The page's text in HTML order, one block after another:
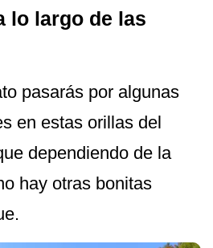
lo largo de las
pasarás por algunas
en estas orillas del
dependiendo de la
hay otras bonitas